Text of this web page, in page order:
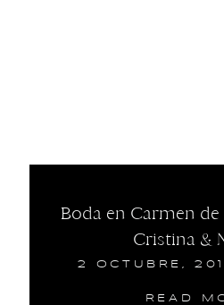
Boda en Carmen
Cristina &
2 OCTUBRE,
READ